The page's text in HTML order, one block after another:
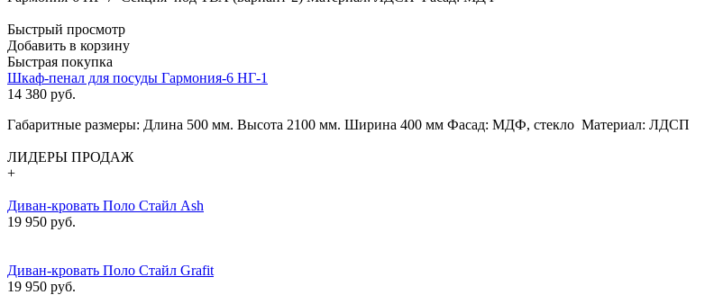
Быстрый просмотр
Добавить в корзину
Быстрая покупка
Шкаф-пенал для посуды Гармония-6 НГ-1
14 380 руб.
Габаритные размеры: Длина 500 мм. Высота 2100 мм. Ширина 400 мм Фасад: МДФ, стекло Материал: ЛДСП
ЛИДЕРЫ ПРОДАЖ
+
Диван-кровать Поло Стайл Ash
19 950 руб.
Диван-кровать Поло Стайл Grafit
19 950 руб.